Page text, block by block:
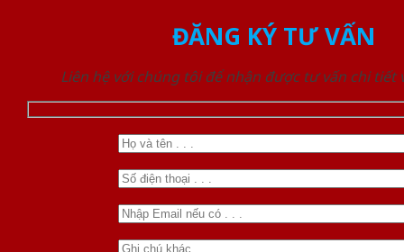
ĐĂNG KÝ TƯ VẤN
Liên hệ với chúng tôi để nhận được tư vấn chi tiết